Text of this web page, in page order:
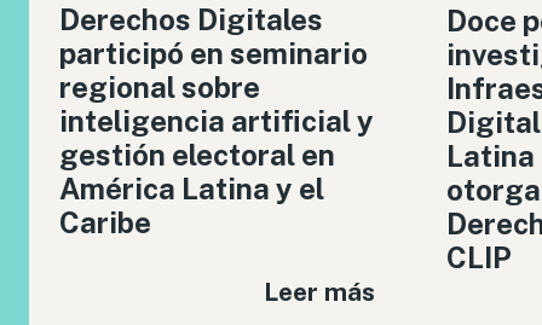
Derechos Digitales
participó en seminario
regional sobre
inteligencia artificial y
gestión electoral en
América Latina y el
Caribe
Leer más
Doce
Latina
CLIP